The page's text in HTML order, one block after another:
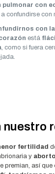
con
confundirse con
con
está
, como si fuera
nuestro
fertilidad
y
premian, así que